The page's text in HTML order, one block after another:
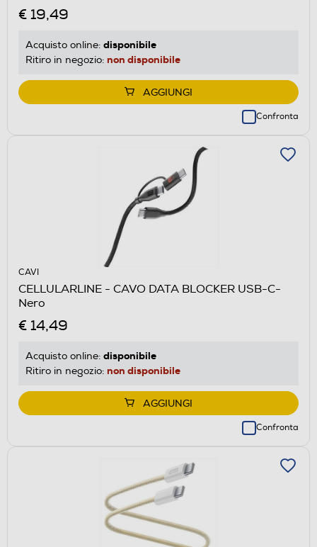
€ 19,49
Acquisto online: disponibile
Ritiro in negozio: non disponibile
AGGIUNGI
Confronta
CAVI
CELLULARLINE - CAVO DATA BLOCKER USB-C-
Nero
€ 14,49
Acquisto online: disponibile
Ritiro in negozio: non disponibile
AGGIUNGI
Confronta